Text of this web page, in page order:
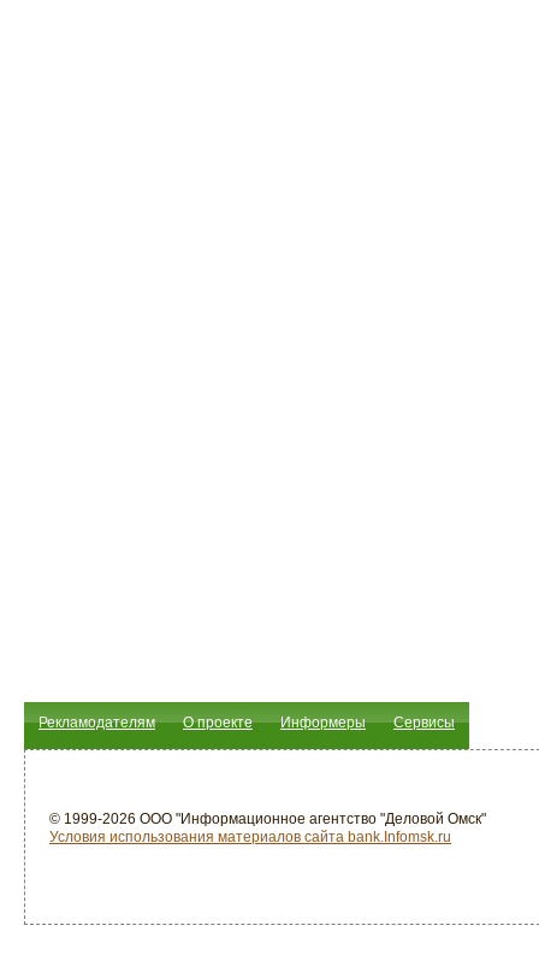
Рекламодателям О проекте Информеры Сервисы
© 1999-2026 ООО "Информационное агентство "Деловой Омск"
Условия использования материалов сайта bank.Infomsk.ru